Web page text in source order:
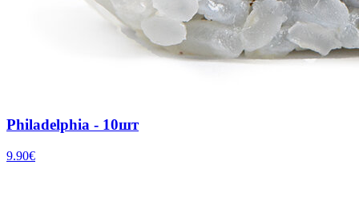
Philadelphia - 10шт
9.90€